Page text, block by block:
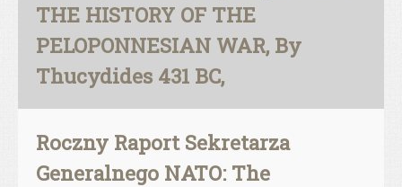
THE HISTORY OF THE
PELOPONNESIAN WAR, By
Thucydides 431 BC,
Roczny Raport Sekretarza
Generalnego NATO: The